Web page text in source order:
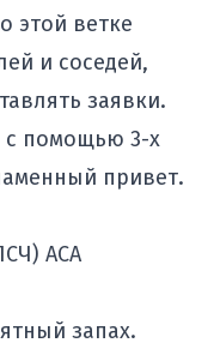
этой ветке
и соседей,
заявки.
с помощью 3-х
привет.
АСА
запах.